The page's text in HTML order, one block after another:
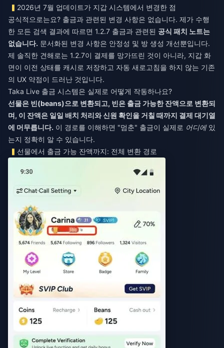
2026년 7월 업데이트가 지갑 시스템에서 변경한 점
공식적으로는요? 출금과 관련된 변경 사항은 없습니다. 제가 수행
한 모든 검색 결과에 따르면 1.2.7 출금과 관련된 공식 패치 노트는
없습니다. 문서화된 변경 사항은 안정성 및 방 생성 개선뿐입니다.
제 솔직한 견해로는 1.2.7이 결제를 망가뜨린 것이 아니라, 지갑 화
면이 이전 상태를 캐시로 저장하고 자동 새로고침을 하지 않는 기존
의 UX 약점이 드러난 것입니다.
Taka Live 출금 시스템은 실제로 어떻게 작동하나요?
선물은 빈(beans)으로 변환되고, 빈은 출금 가능한 잔액으로 변환되
며, 이 잔액은 일일 배치 처리와 신원 확인을 거칠 때까지 결제 대기열
에 머무릅니다. 이 경로를 이해하면 "멈춘" 출금이 실제로 어디에있
는지 정확히 알 수 있습니다.
선물에서 출금 가능 잔액까지: 전체 변환 경로